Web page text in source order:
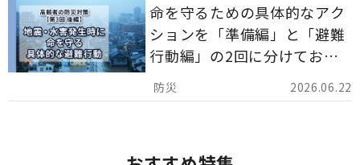
2026.06.22
命を守るための具体的なアク
ションを「準備編」と「避難
行動編」の2回に分けてお届
けしています。